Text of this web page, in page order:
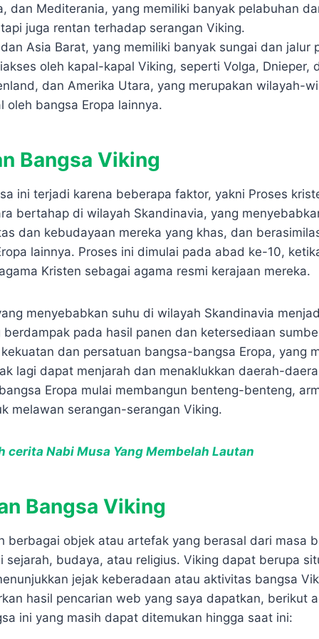
dan Mediterania, yang memiliki banyak pelabuhan
juga rentan terhadap serangan Viking.
Asia Barat, yang memiliki banyak sungai dan jalur
oleh kapal-kapal Viking, seperti Volga, Dnieper,
dan Amerika Utara, yang merupakan wilayah-
oleh bangsa Eropa lainnya.
Bangsa Viking
ini terjadi karena beberapa faktor, yakni Proses
bertahap di wilayah Skandinavia, yang
dan kebudayaan mereka yang khas, dan
lainnya. Proses ini dimulai pada abad ke-10,
Kristen sebagai agama resmi kerajaan mereka.
menyebabkan suhu di wilayah Skandinavia
pada hasil panen dan ketersediaan
dan persatuan bangsa-bangsa Eropa, yang
lagi dapat menjarah dan menaklukkan daerah-
Eropa mulai membangun benteng-benteng,
melawan serangan-serangan Viking.
cerita Nabi Musa Yang Membelah Lautan
Bangsa Viking
berbagai objek atau artefak yang berasal dari masa
sejarah, budaya, atau religius. Viking dapat berupa
jejak keberadaan atau aktivitas bangsa
hasil pencarian web yang saya dapatkan, berikut
ini yang masih dapat ditemukan hingga saat ini: